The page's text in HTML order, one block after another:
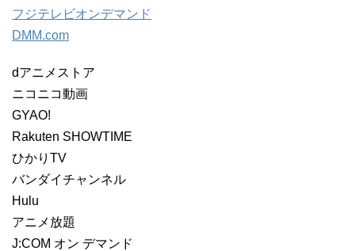
フジテレビオンデマンド
DMM.com
dアニメストア
ニコニコ動画
GYAO!
Rakuten SHOWTIME
ひかりTV
バンダイチャンネル
Hulu
アニメ放題
J:COM オン デマンド